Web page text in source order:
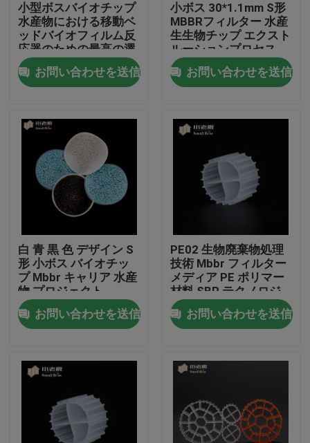
家
プロダクト
私達について
工場旅行
品質管理
私達に連絡しなさい
ブログ
MBBRフィルタメディア
MBBRの生物媒体
小型ボスバイオチップ
水産物における移動ベ
ッドバイオフィルム反
応器のための最高の選
択
お問い合わせを送信
小ボス 30*1.1mm S形
MBBRフィルター 水産
生生物チップ エクスト
ルーションプロセス
お問い合わせを送信
白 青 黒 色 デザイン S
形 小ボス バイオチッ
プ Mbbr キャリア 水産
物 プロジェクト
お問い合わせを送信
PE02 生物廃棄物処理
技術 Mbbr フィルター
メディア PE ポリマー
材料 SBR テクノロジ
ー
お問い合わせを送信